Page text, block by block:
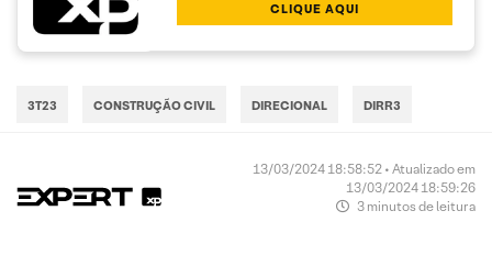
CLIQUE AQUI
3T23 CONSTRUÇÃO CIVIL DIRECIONAL DIRR3
13/03/2024 18:58:52 • Atualizado em
13/03/2024 18:59:26
3 minutos de leitura